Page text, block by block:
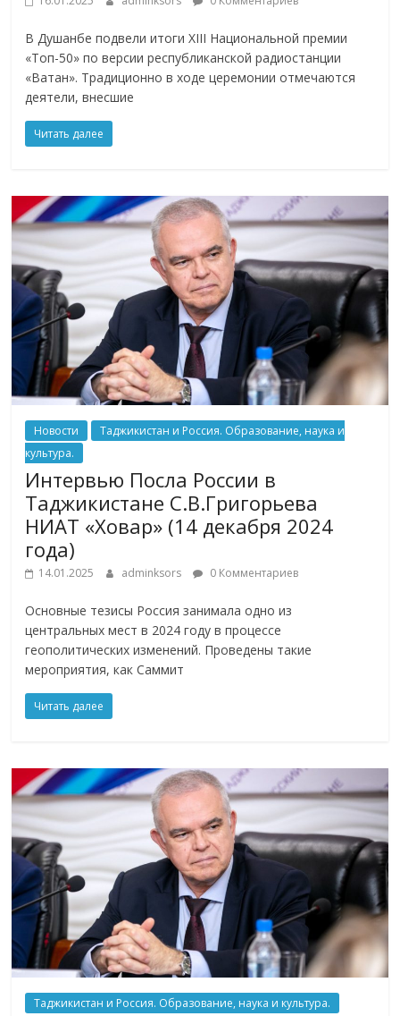
В Душанбе подвели итоги ХIII Национальной премии
«Топ-50» по версии республиканской радиостанции
«Ватан». Традиционно в ходе церемонии отмечаются
деятели, внесшие
Читать далее
Новости
Таджикистан и Россия. Образование, наука и
культура.
Интервью Посла России в
Таджикистане С.В.Григорьева
НИАТ «Ховар» (14 декабря 2024
года)
14.01.2025 adminksors 0 Комментариев
Основные тезисы Россия занимала одно из
центральных мест в 2024 году в процессе
геополитических изменений. Проведены такие
мероприятия, как Саммит
Читать далее
Таджикистан и Россия. Образование, наука и культура.